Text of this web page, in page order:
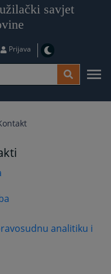
savjet
Prijava
analitiku i